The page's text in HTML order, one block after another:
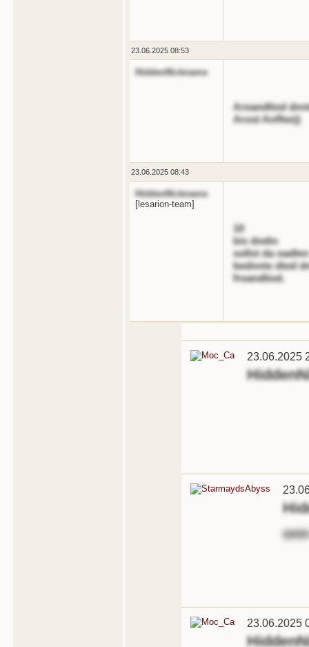
23.06.2025 08:53
HiddenNickname
Areandliod
Arost Anffee))
23.06.2025 08:43
HiddenNickname
[lesarion-team]
10
bis dndin
sollst da oadlen
bednnte diod
freandliod.
23.06.2025
23.06.2025